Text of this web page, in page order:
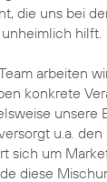
die uns bei
hilft.
arbeiten
konkrete
unsere
u.a.
sich um
diese